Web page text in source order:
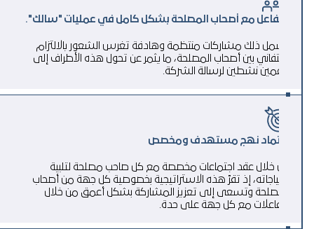
التفاعل مع أصحاب المصلحة بشكل كامل في عمليات "سالك".
يشمل ذلك مشاركات منتظمة وهادفة تغرس الشعور بالالتزام
والتفاني بين أصحاب المصلحة، ما يثمر عن تحول هذه الأطراف إلى
داعمين نشطين لرسالة الشركة.
اعتماد نهج مستهدف ومخصص
من خلال عقد اجتماعات مخصصة مع كل صاحب مصلحة لتلبية
احتياجاته، إذ تقرّ هذه الاستراتيجية بخصوصية كل جهة من أصحاب
المصلحة وتسعى إلى تعزيز المشاركة بشكل أعمق من خلال
التفاعلات مع كل جهة على حدة.